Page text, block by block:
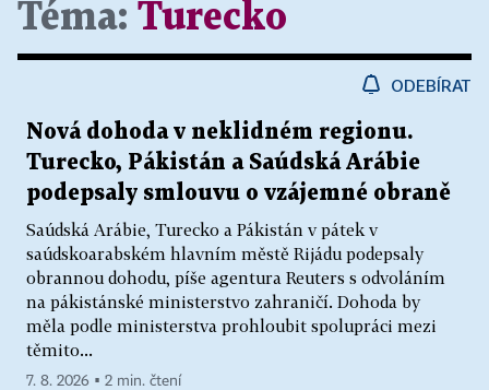
Téma: Turecko
ODEBÍRAT
Nová dohoda v neklidném regionu.
Turecko, Pákistán a Saúdská Arábie
podepsaly smlouvu o vzájemné obraně
Saúdská Arábie, Turecko a Pákistán v pátek v
saúdskoarabském hlavním městě Rijádu podepsaly
obrannou dohodu, píše agentura Reuters s odvoláním
na pákistánské ministerstvo zahraničí. Dohoda by
měla podle ministerstva prohloubit spolupráci mezi
těmito...
7. 8. 2026 ▪ 2 min. čtení